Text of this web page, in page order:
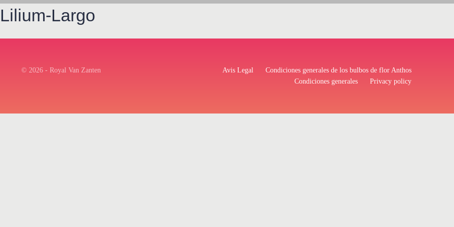
Lilium-Largo
© 2026 - Royal Van Zanten Avis Legal
Condiciones generales de los bulbos de flor Anthos
Condiciones generales
Privacy policy